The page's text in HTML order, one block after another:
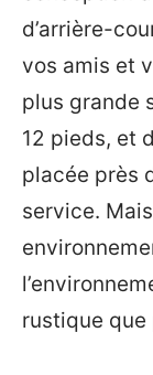
d’arrière-
vos amis et
plus grande
12 pieds, et
placée près
service.
rustique que